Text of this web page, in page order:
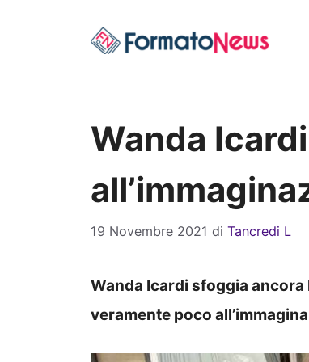
Wanda
19 Novembre 2021 di Tancredi L
Wanda Icardi sfoggia
veramente poco